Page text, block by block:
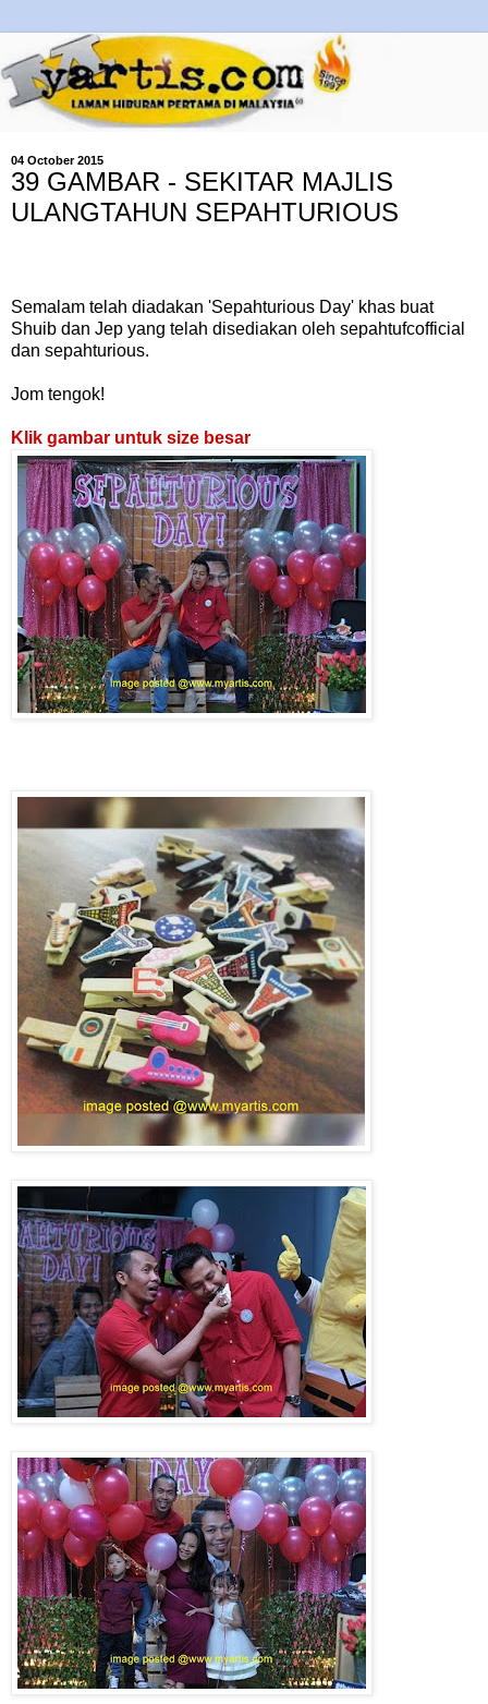
04 October 2015
39 GAMBAR - SEKITAR MAJLIS
ULANGTAHUN SEPAHTURIOUS
Semalam telah diadakan 'Sepahturious Day' khas buat
Shuib dan Jep yang telah disediakan oleh sepahtufcofficial
dan sepahturious.
Jom tengok!
Klik gambar untuk size besar